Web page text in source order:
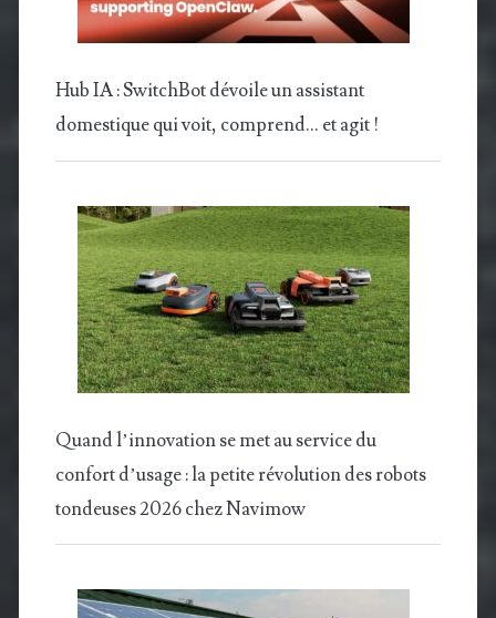
Hub IA : SwitchBot dévoile un assistant
domestique qui voit, comprend… et agit !
Quand l’innovation se met au service du
confort d’usage : la petite révolution des robots
tondeuses 2026 chez Navimow